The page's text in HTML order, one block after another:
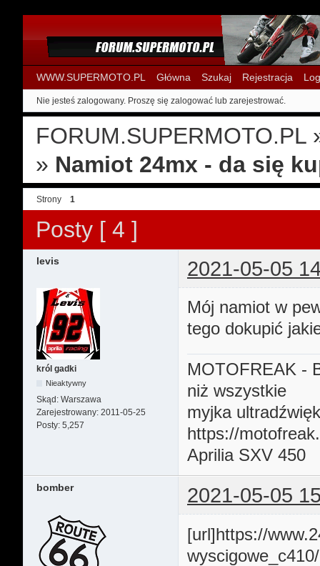
WWW.SUPERMOTO.PL Główna Szukaj Rejestracja
Nie jesteś zalogowany. Proszę się zalogować lub zarejestrować.
FORUM.SUPERMOTO.PL
» Namiot 24mx - da się
Strony 1
Posty [ 4 ]
levis 2021-05-05
król gadki
Nieaktywny
Skąd: Warszawa
Zarejestrowany: 2011-05-25
Posty: 5,257
Mój namiot w
tego dokupić
MOTOFREAK -
niż wszystkie
myjka
https://
Aprilia SXV 450
bomber 2021-05-05
[url]https://